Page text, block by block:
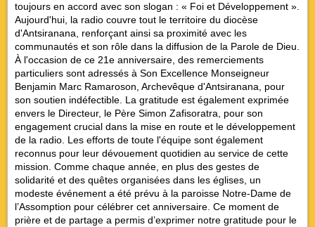
toujours en accord avec son slogan : « Foi et Développement ».
Aujourd'hui, la radio couvre tout le territoire du diocèse
d'Antsiranana, renforçant ainsi sa proximité avec les
communautés et son rôle dans la diffusion de la Parole de Dieu.
À l'occasion de ce 21e anniversaire, des remerciements
particuliers sont adressés à Son Excellence Monseigneur
Benjamin Marc Ramaroson, Archevêque d'Antsiranana, pour
son soutien indéfectible. La gratitude est également exprimée
envers le Directeur, le Père Simon Zafisoratra, pour son
engagement crucial dans la mise en route et le développement
de la radio. Les efforts de toute l'équipe sont également
reconnus pour leur dévouement quotidien au service de cette
mission. Comme chaque année, en plus des gestes de
solidarité et des quêtes organisées dans les églises, un
modeste événement a été prévu à la paroisse Notre-Dame de
l’Assomption pour célébrer cet anniversaire. Ce moment de
prière et de partage a permis d’exprimer notre gratitude pour le